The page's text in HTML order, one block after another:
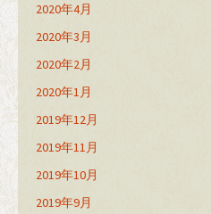
2020年4月
2020年3月
2020年2月
2020年1月
2019年12月
2019年11月
2019年10月
2019年9月